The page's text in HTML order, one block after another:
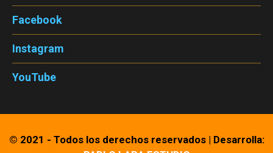
Facebook
Instagram
YouTube
© 2021 - Todos los derechos reservados | Desarrolla: